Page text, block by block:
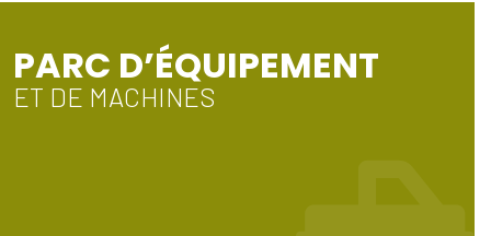
PARC D’ÉQUIPEMENT
ET DE MACHINES